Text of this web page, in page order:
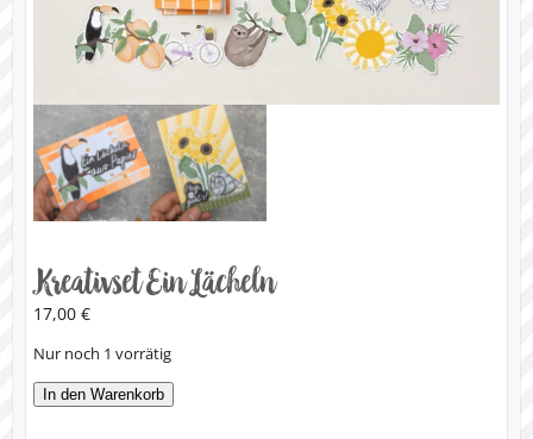
Kreativset Ein Lächeln
17,00 €
Nur noch 1 vorrätig
Kreativset
In den Warenkorb